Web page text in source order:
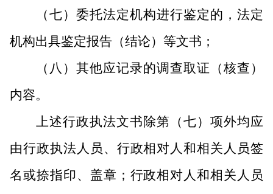
（七）委托法定机构进行鉴定的，法定
机构出具鉴定报告（结论）等文书；
（八）其他应记录的调查取证（核查）
内容。
上述行政执法文书除第（七）项外均应
由行政执法人员、行政相对人和相关人员签
名或捺指印、盖章；行政相对人和相关人员